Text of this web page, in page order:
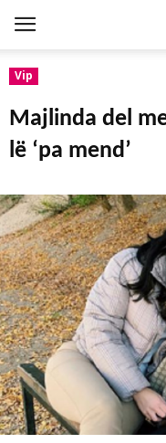
Vip
Majlinda del
lë ‘pa mend’